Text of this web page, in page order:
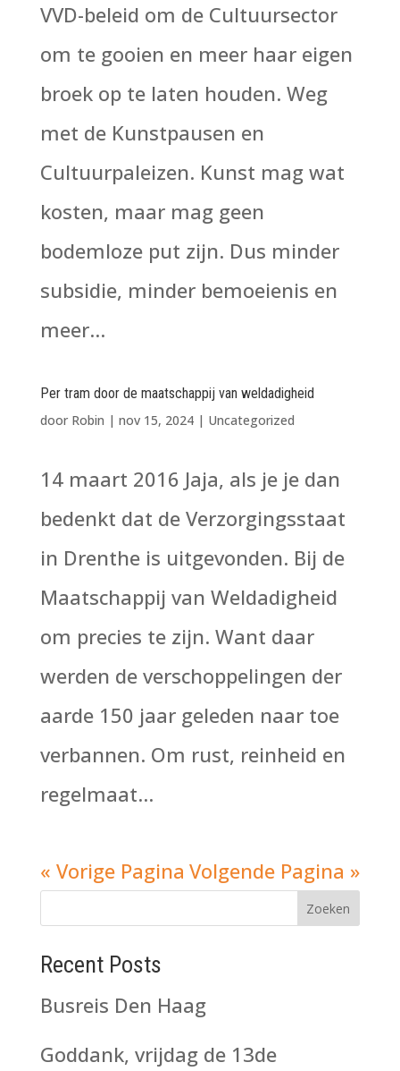
VVD-beleid om de Cultuursector
om te gooien en meer haar eigen
broek op te laten houden. Weg
met de Kunstpausen en
Cultuurpaleizen. Kunst mag wat
kosten, maar mag geen
bodemloze put zijn. Dus minder
subsidie, minder bemoeienis en
meer...
Per tram door de maatschappij van weldadigheid
door Robin | nov 15, 2024| Uncategorized
14 maart 2016 Jaja, als je je dan
bedenkt dat de Verzorgingsstaat
in Drenthe is uitgevonden. Bij de
Maatschappij van Weldadigheid
om precies te zijn. Want daar
werden de verschoppelingen der
aarde 150 jaar geleden naar toe
verbannen. Om rust, reinheid en
regelmaat...
« Vorige Pagina Volgende Pagina »
Zoeken
Recent Posts
Busreis Den Haag
Goddank, vrijdag de 13de